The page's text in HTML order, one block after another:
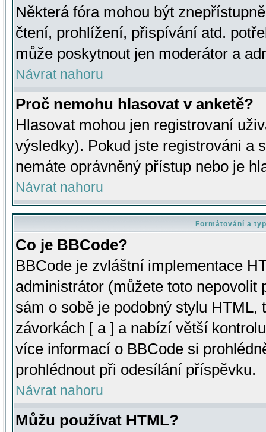
Některá fóra mohou být
čtení, prohlížení, přispívání atd.
může poskytnout jen moderátor a
Návrat nahoru
Proč nemohu hlasovat v anketě?
Hlasovat mohou jen registrovaní
výsledky). Pokud jste registrováni a
nemáte oprávněný přístup nebo je
Návrat nahoru
Formátování a
Co je BBCode?
BBCode je zvláštní implementace
administrátor (můžete toto
sám o sobě je podobný stylu HTML,
závorkách [ a ] a nabízí větší
více informací o BBCode si
prohlédnout při odesílání příspěvku.
Návrat nahoru
Můžu používat HTML?